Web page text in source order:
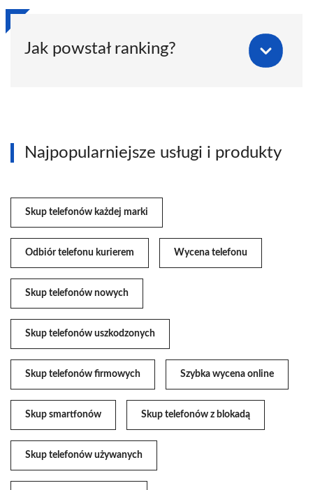
Jak powstał ranking?
Najpopularniejsze usługi i produkty
Skup telefonów każdej marki
Odbiór telefonu kurierem Wycena telefonu
Skup telefonów nowych
Skup telefonów uszkodzonych
Skup telefonów firmowych Szybka wycena online
Skup smartfonów Skup telefonów z blokadą
Skup telefonów używanych